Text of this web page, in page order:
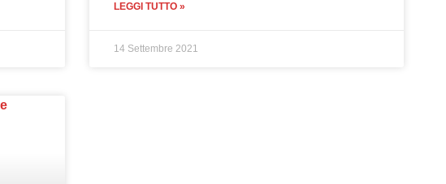
LEGGI TUTTO »
14 Settembre 2021